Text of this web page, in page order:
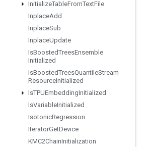
InitializeTableFromTextFile
InplaceAdd
InplaceSub
InplaceUpdate
IsBoostedTreesEnsemble
Initialized
IsBoostedTreesQuantileStream
ResourceInitialized
IsTPUEmbeddingInitialized
IsVariableInitialized
IsotonicRegression
IteratorGetDevice
KMC2ChainInitialization
เชื่อมต่อเสมอ
ฟอรัม
GitHub
YouTube